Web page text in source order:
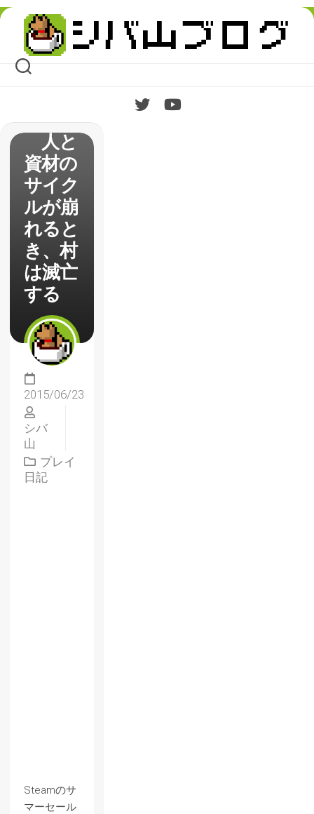
Skip
content
続・は
じめて
の
shed】
人と
資材の
サイク
ルが崩
れると
き、村
は滅亡
する
2015/06/23
シバ
山
プレイ
日記
Steamのサ
マーセール